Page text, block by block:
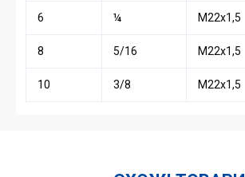
6 ¼ М22х1,5
8 5/16 М22х1,5
10 3/8 М22х1,5